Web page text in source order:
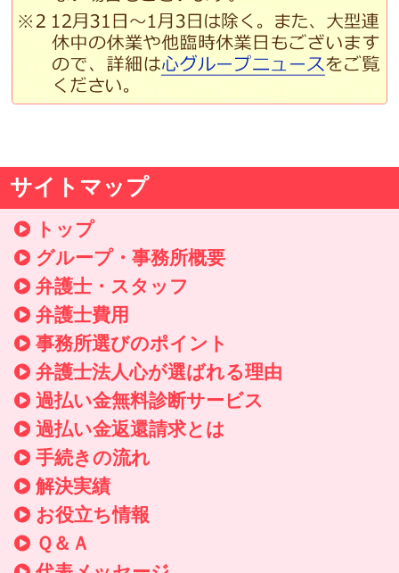
サイトマップ
トップ
グループ・事務所概要
弁護士・スタッフ
弁護士費用
事務所選びのポイント
弁護士法人心が選ばれる理由
過払い金無料診断サービス
過払い金返還請求とは
手続きの流れ
解決実績
お役立ち情報
Ｑ＆Ａ